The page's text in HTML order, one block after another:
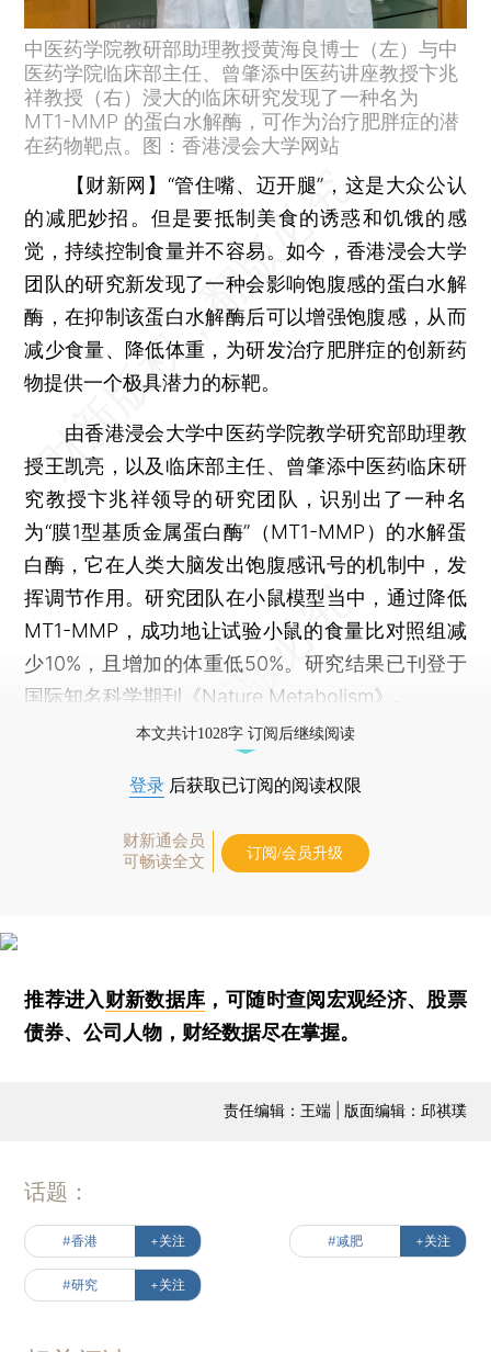
中医药学院教研部助理教授黄海良博士（左）与中
医药学院临床部主任、曾肇添中医药讲座教授卞兆
祥教授（右）浸大的临床研究发现了一种名为
MT1-MMP 的蛋白水解酶，可作为治疗肥胖症的潜
在药物靶点。图：香港浸会大学网站
【财新网】 “管住嘴、迈开腿”，这是大众公认
的减肥妙招。但是要抵制美食的诱惑和饥饿的感
觉，持续控制食量并不容易。如今，香港浸会大学
团队的研究新发现了一种会影响饱腹感的蛋白水解
酶，在抑制该蛋白水解酶后可以增强饱腹感，从而
减少食量、降低体重，为研发治疗肥胖症的创新药
物提供一个极具潜力的标靶。
由香港浸会大学中医药学院教学研究部助理教
授王凯亮，以及临床部主任、曾肇添中医药临床研
究教授卞兆祥领导的研究团队，识别出了一种名
为“膜1型基质金属蛋白酶”（MT1-MMP）的水解蛋
白酶，它在人类大脑发出饱腹感讯号的机制中，发
挥调节作用。研究团队在小鼠模型当中，通过降低
MT1-MMP，成功地让试验小鼠的食量比对照组减
少10%，且增加的体重低50%。研究结果已刊登于
国际知名科学期刊《Nature Metabolism》。
本文共计1028字 订阅后继续阅读
登录 后获取已订阅的阅读权限
财新通会员
可畅读全文
订阅/会员升级
推荐进入财新数据库 ，可随时查阅宏观经济、股票
债券、公司人物，财经数据尽在掌握。
责任编辑：王端 | 版面编辑：邱祺璞
话题：
#香港 +关注 #减肥 +关注
#研究 +关注